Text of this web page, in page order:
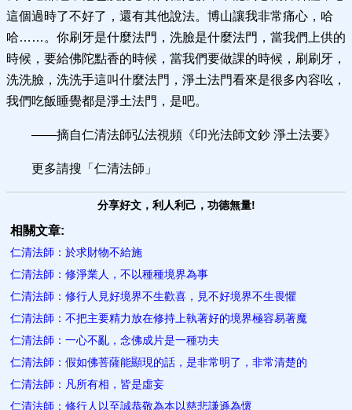
這個過時了不好了，還有其他說法。博山讓我非常痛心，哈
哈……。你刷牙是什麼法門，洗臉是什麼法門，當我們上供的
時候，要給佛陀點香的時候，當我們要做課的時候，刷刷牙，
洗洗臉，洗洗手這叫什麼法門，淨土法門看來是很多內容吆，
我們吃飯睡覺都是淨土法門，是吧。
——摘自仁清法師弘法視頻《印光法師文鈔 淨土法要》
更多請搜「仁清法師」
分享好文，利人利己，功德無量!
相關文章:
仁清法師：於求財物不給施
仁清法師：修淨業人，不以種種​境界為事
仁清法師：修行人見好境界不生歡喜，見不好境界不生畏懼
仁清法師：不把主要精力放在修持上執著好的境界極容易著魔
仁清法師：一心不亂，念佛成片是一種功夫
仁清法師：假如佛菩薩能顯現的話，是非常明了，非常清楚的
仁清法師：凡所有相，皆是虛妄
仁清法師：修行人以至誠恭敬為本以慈悲謙遜為懷